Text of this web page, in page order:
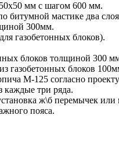
мм с шагом 600 мм.
битумной мастике два
300мм.
газобетонных блоков).
блоков толщиной 300
газобетонных блоков
М-125 согласно
каждые три ряда.
ж\б перемычек или
пояса.